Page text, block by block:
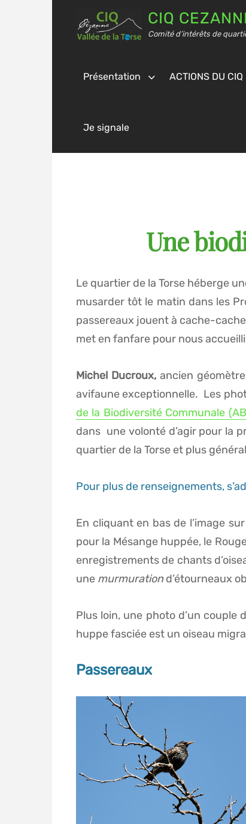
CIQ
Comité d’intérêts de
Présentation ACTIONS DU CIQ
Je signale
Une
Le quartier de la Torse héberge
musarder tôt le matin dans les
passereaux jouent à cache-
met en fanfare pour nous
Michel Ducroux,ancien
avifaune exceptionnelle. Les
de la Biodiversité Communale
dans une volonté d’agir pour la
quartier de la Torse et plus
Pour plus de renseignements,
En cliquant en bas de l’image
pour la Mésange huppée, le
enregistrements de chants
une murmurationd’étourneaux
Plus loin, une photo d’un
huppe fasciée est un oiseau
Passereaux